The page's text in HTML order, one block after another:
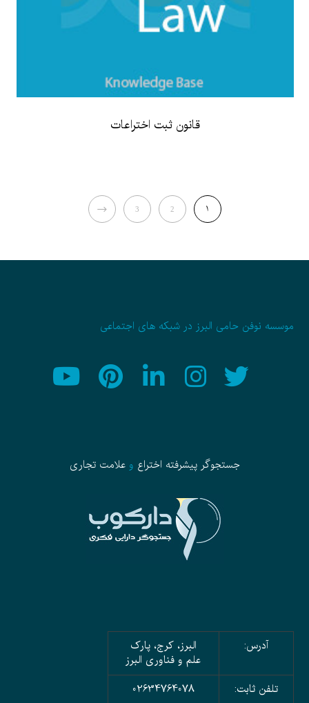
قانون ثبت اختراعات
1
2
3
NEXT
موسسه نوفن حامی البرز در شبکه های اجتماعی
جستجوگر پیشرفته اختراع وعلامت تجاری
آدرس:
البرز، کرج، پارک
علم و فناوری البرز
تلفن ثابت:
02634764078